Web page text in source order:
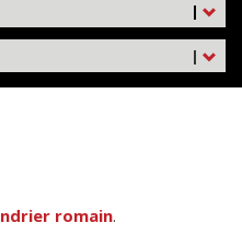
|
|
romain.